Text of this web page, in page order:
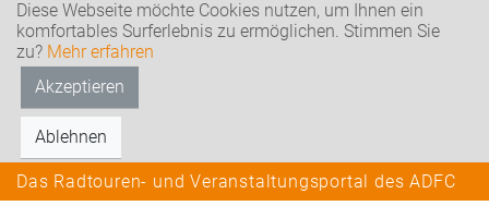
Diese Webseite möchte Cookies nutzen, um Ihnen ein
komfortables Surferlebnis zu ermöglichen. Stimmen Sie
zu? Mehr erfahren
Akzeptieren
Ablehnen
Das Radtouren- und Veranstaltungsportal des ADFC